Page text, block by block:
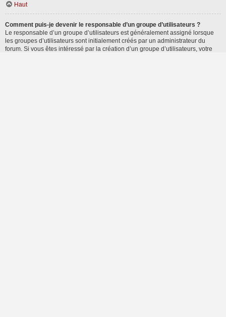
Haut
Comment puis-je devenir le responsable d’un groupe d’utilisateurs ?
Le responsable d’un groupe d’utilisateurs est généralement assigné lorsque
les groupes d’utilisateurs sont initialement créés par un administrateur du
forum. Si vous êtes intéressé par la création d’un groupe d’utilisateurs, votre